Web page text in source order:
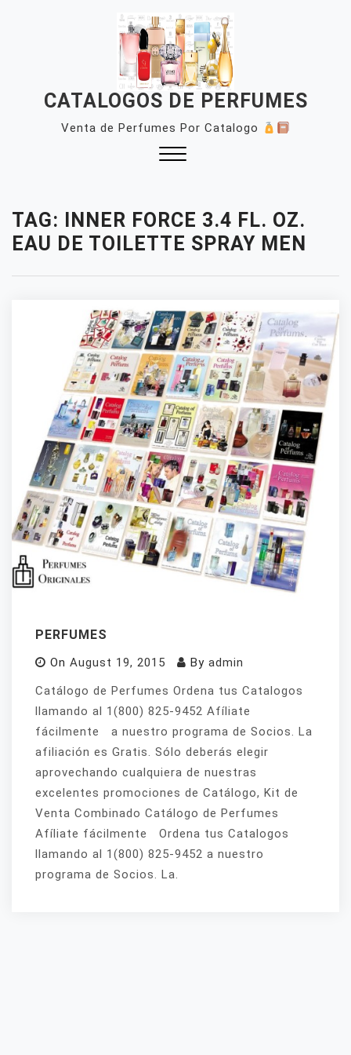
CATALOGOS DE PERFUMES
Venta de Perfumes Por Catalogo
TAG:
INNER FORCE 3.4 FL. OZ.
EAU DE TOILETTE SPRAY MEN
PERFUMES
On August 19, 2015 By admin
Catálogo de Perfumes Ordena tus Catalogos
llamando al 1(800) 825-9452 Afíliate
fácilmente a nuestro programa de Socios. La
afiliación es Gratis. Sólo deberás elegir
aprovechando cualquiera de nuestras
excelentes promociones de Catálogo, Kit de
Venta Combinado Catálogo de Perfumes
Afíliate fácilmente Ordena tus Catalogos
llamando al 1(800) 825-9452 a nuestro
programa de Socios. La.